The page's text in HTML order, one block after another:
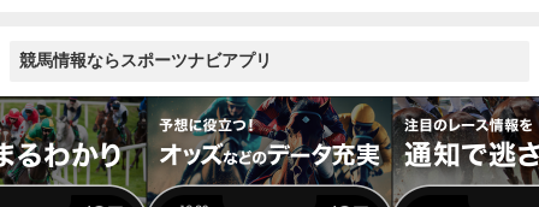
競馬情報ならスポーツナビアプリ